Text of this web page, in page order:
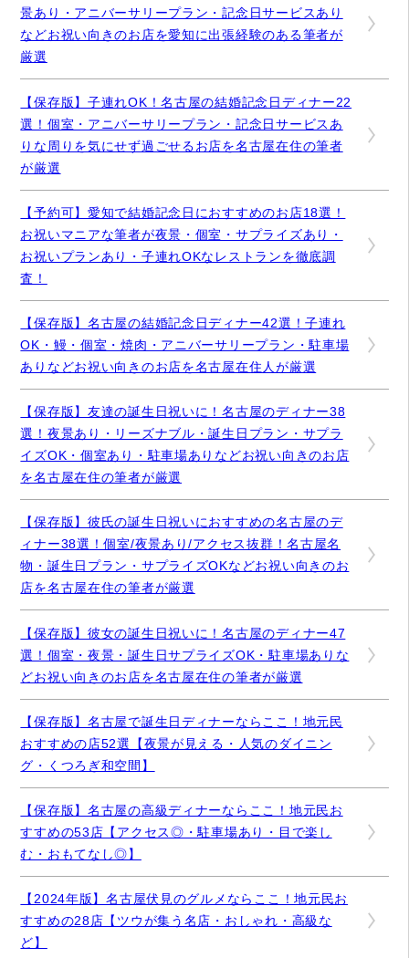
景あり・アニバーサリープラン・記念日サービスあり
などお祝い向きのお店を愛知に出張経験のある筆者が
厳選
【保存版】子連れOK！名古屋の結婚記念日ディナー22
選！個室・アニバーサリープラン・記念日サービスあ
りな周りを気にせず過ごせるお店を名古屋在住の筆者
が厳選
【予約可】愛知で結婚記念日におすすめのお店18選！
お祝いマニアな筆者が夜景・個室・サプライズあり・
お祝いプランあり・子連れOKなレストランを徹底調
査！
【保存版】名古屋の結婚記念日ディナー42選！子連れ
OK・鰻・個室・焼肉・アニバーサリープラン・駐車場
ありなどお祝い向きのお店を名古屋在住人が厳選
【保存版】友達の誕生日祝いに！名古屋のディナー38
選！夜景あり・リーズナブル・誕生日プラン・サプラ
イズOK・個室あり・駐車場ありなどお祝い向きのお店
を名古屋在住の筆者が厳選
【保存版】彼氏の誕生日祝いにおすすめの名古屋のデ
ィナー38選！個室/夜景あり/アクセス抜群！名古屋名
物・誕生日プラン・サプライズOKなどお祝い向きのお
店を名古屋在住の筆者が厳選
【保存版】彼女の誕生日祝いに！名古屋のディナー47
選！個室・夜景・誕生日サプライズOK・駐車場ありな
どお祝い向きのお店を名古屋在住の筆者が厳選
【保存版】名古屋で誕生日ディナーならここ！地元民
おすすめの店52選【夜景が見える・人気のダイニン
グ・くつろぎ和空間】
【保存版】名古屋の高級ディナーならここ！地元民お
すすめの53店【アクセス◎・駐車場あり・目で楽し
む・おもてなし◎】
【2024年版】名古屋伏見のグルメならここ！地元民お
すすめの28店【ツウが集う名店・おしゃれ・高級な
ど】